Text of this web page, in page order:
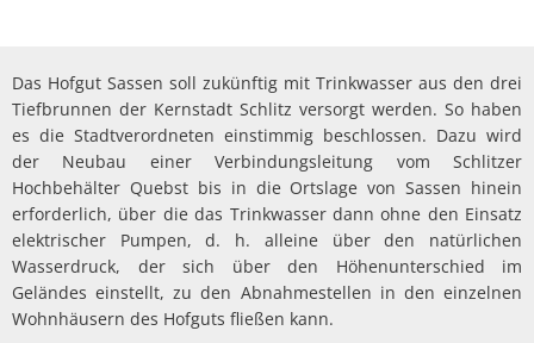
Das Hofgut Sassen soll zukünftig mit Trinkwasser aus den drei
Tiefbrunnen der Kernstadt Schlitz versorgt werden. So haben
es die Stadtverordneten einstimmig beschlossen. Dazu wird
der Neubau einer Verbindungsleitung vom Schlitzer
Hochbehälter Quebst bis in die Ortslage von Sassen hinein
erforderlich, über die das Trinkwasser dann ohne den Einsatz
elektrischer Pumpen, d. h. alleine über den natürlichen
Wasserdruck, der sich über den Höhenunterschied im
Geländes einstellt, zu den Abnahmestellen in den einzelnen
Wohnhäusern des Hofguts fließen kann.